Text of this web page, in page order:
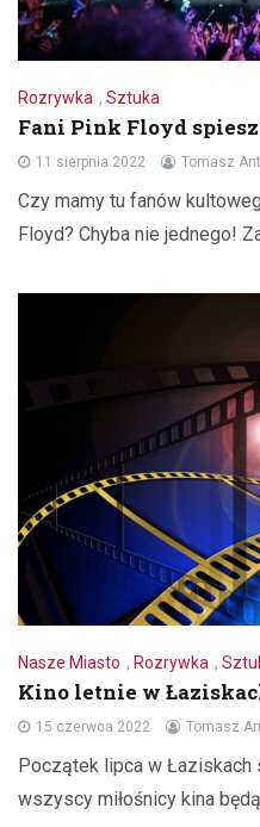
Rozrywka , Sztuka
Fani Pink Floyd
11 sierpnia 2022 Tomasz
Czy mamy tu fanów
Floyd? Chyba nie jednego!
Nasze Miasto , Rozrywka ,
Kino letnie w
15 czerwca 2022 Tomasz
Początek lipca w
wszyscy miłośnicy kina